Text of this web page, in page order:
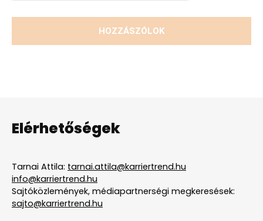
Elérhetőségek
Tarnai Attila: tarnai.attila@karriertrend.hu
info@karriertrend.hu
Sajtóközlemények, médiapartnerségi megkeresések:
sajto@karriertrend.hu